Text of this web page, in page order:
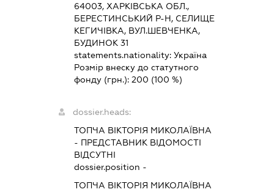
64003, ХАРКІВСЬКА ОБЛ.,
БЕРЕСТИНСЬКИЙ Р-Н, СЕЛИЩЕ
КЕГИЧІВКА, ВУЛ.ШЕВЧЕНКА,
БУДИНОК 31
statements.nationality:Україна
Розмір внеску до статутного
фонду (грн.):200 (100 %)
dossier.heads:
ТОПЧА ВІКТОРІЯ МИКОЛАЇВНА
- ПРЕДСТАВНИК ВІДОМОСТІ
ВІДСУТНІ
dossier.position -
ТОПЧА ВІКТОРІЯ МИКОЛАЇВНА